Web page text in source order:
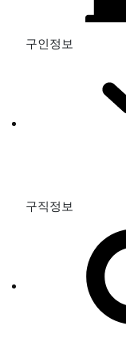
구인정보
구직정보